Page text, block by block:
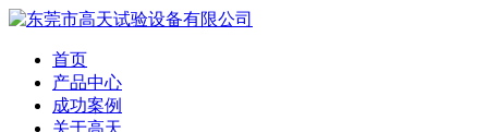
首页
产品中心
成功案例
关于高天